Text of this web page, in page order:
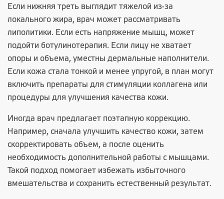
Если нижняя треть выглядит тяжелой из-за
локального жира, врач может рассматривать
липолитики. Если есть напряжение мышц, может
подойти ботулинотерапия. Если лицу не хватает
опоры и объема, уместны дермальные наполнители.
Если кожа стала тонкой и менее упругой, в план могут
включить препараты для стимуляции коллагена или
процедуры для улучшения качества кожи.
Иногда врач предлагает поэтапную коррекцию.
Например, сначала улучшить качество кожи, затем
скорректировать объем, а после оценить
необходимость дополнительной работы с мышцами.
Такой подход помогает избежать избыточного
вмешательства и сохранить естественный результат.